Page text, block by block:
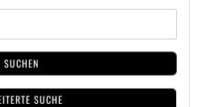
SUCHEN
SUCHE